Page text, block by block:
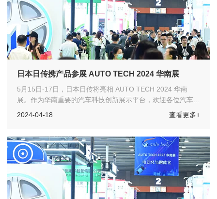
日本日传携产品参展 AUTO TECH 2024 华南展
5月15日-17日，日本日传将亮相 AUTO TECH 2024 华南
展。作为华南重要的汽车科技创新展示平台，欢迎各位汽车工
2024-04-18 查看更多+